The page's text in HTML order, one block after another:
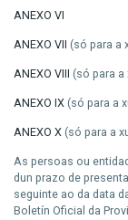
ANEXO VI
ANEXO VII (só para a
ANEXO VIII (só para
ANEXO IX (só para a
ANEXO X (só para a
As persoas ou
dun prazo de
seguinte ao da data
Boletín Oficial da